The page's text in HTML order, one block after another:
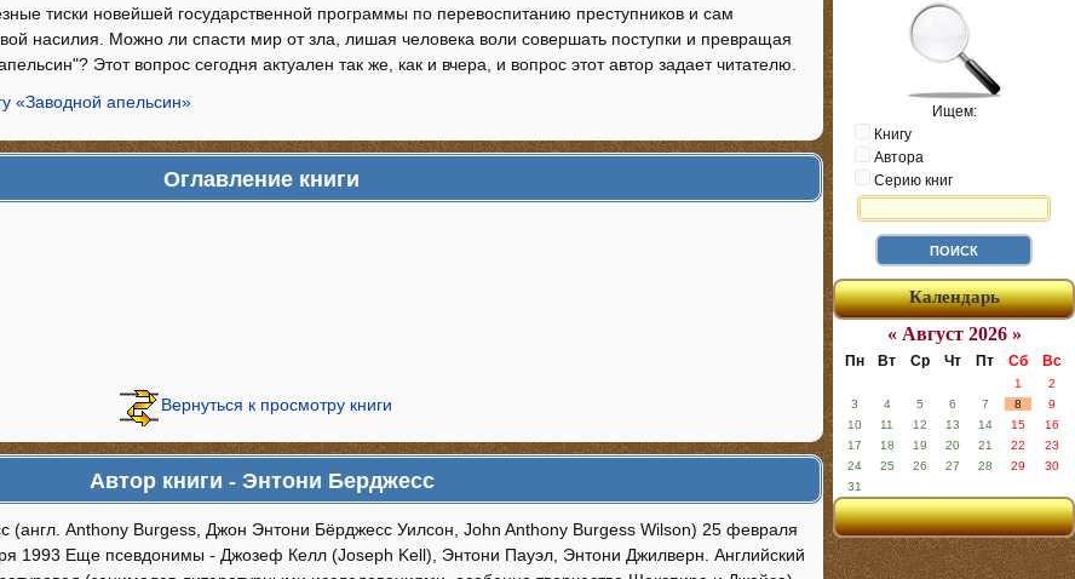
тиски новейшей государственной программы по перевоспитанию преступников и сам
насилия. Можно ли спасти мир от зла, лишая человека воли совершать поступки и превращая
Этот вопрос сегодня актуален так же, как и вчера, и вопрос этот автор задает читателю.
«Заводной апельсин»
Оглавление книги
Вернуться к просмотру книги
Автор книги - Энтони Берджесс
(англ. Anthony Burgess, Джон Энтони Бёрджесс Уилсон, John Anthony Burgess Wilson) 25 февраля
1993 Еще псевдонимы - Джозеф Келл (Joseph Kell), Энтони Пауэл, Энтони Джилверн. Английский
Ищем:
Книгу
Автора
Серию книг
Календарь
« Август 2026 »
Пн Вт Ср Чт Пт Сб Вс
1
2
3
4 5 6 7 8
9
10
11 12 13 14 15
16
17
18 19 20 21 22
23
24
25 26 27 28 29
30
31